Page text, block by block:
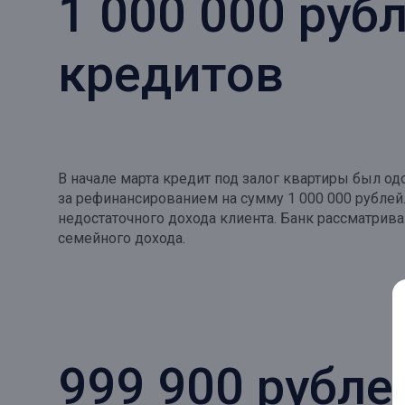
1 000 000
кредитов
В начале марта кредит под залог квартиры был
за рефинансированием на сумму 1 000 000
недостаточного дохода клиента. Банк
семейного дохода.
999 900